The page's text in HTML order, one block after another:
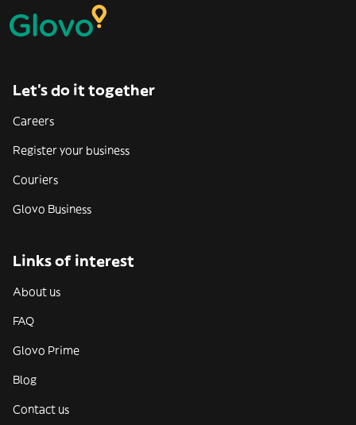
Let’s do it together
Careers
Register your business
Couriers
Glovo Business
Links of interest
About us
FAQ
Glovo Prime
Blog
Contact us